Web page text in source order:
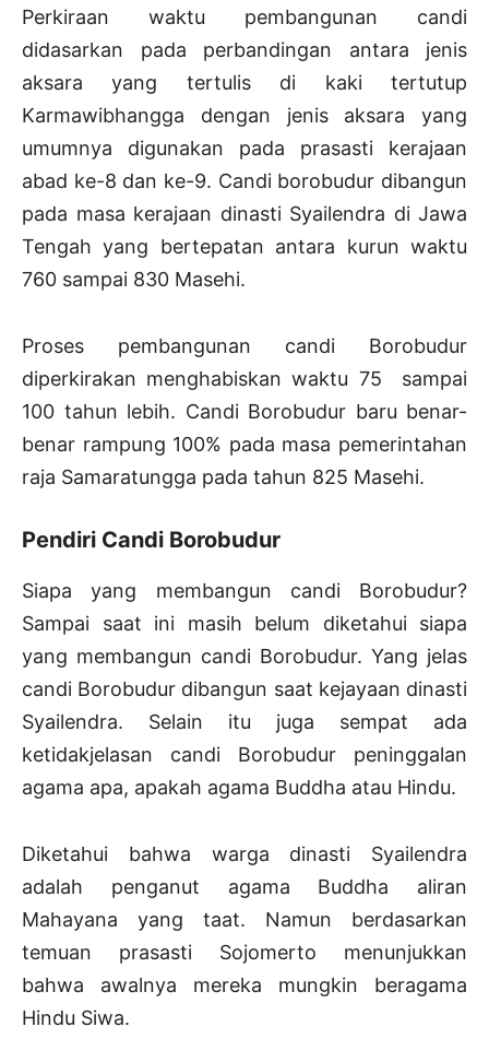
Perkiraan waktu pembangunan candi
didasarkan pada perbandingan antara jenis
aksara yang tertulis di kaki tertutup
Karmawibhangga dengan jenis aksara yang
umumnya digunakan pada prasasti kerajaan
abad ke-8 dan ke-9. Candi borobudur dibangun
pada masa kerajaan dinasti Syailendra di Jawa
Tengah yang bertepatan antara kurun waktu
760 sampai 830 Masehi.
Proses pembangunan candi Borobudur
diperkirakan menghabiskan waktu 75 sampai
100 tahun lebih. Candi Borobudur baru benar-
benar rampung 100% pada masa pemerintahan
raja Samaratungga pada tahun 825 Masehi.
Pendiri Candi Borobudur
Siapa yang membangun candi Borobudur?
Sampai saat ini masih belum diketahui siapa
yang membangun candi Borobudur. Yang jelas
candi Borobudur dibangun saat kejayaan dinasti
Syailendra. Selain itu juga sempat ada
ketidakjelasan candi Borobudur peninggalan
agama apa, apakah agama Buddha atau Hindu.
Diketahui bahwa warga dinasti Syailendra
adalah penganut agama Buddha aliran
Mahayana yang taat. Namun berdasarkan
temuan prasasti Sojomerto menunjukkan
bahwa awalnya mereka mungkin beragama
Hindu Siwa.